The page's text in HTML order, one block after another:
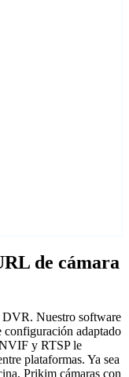
de cámara
DVR. Nuestro software
configuración adaptado
y RTSP le
plataformas. Ya sea
Prikim cámaras con